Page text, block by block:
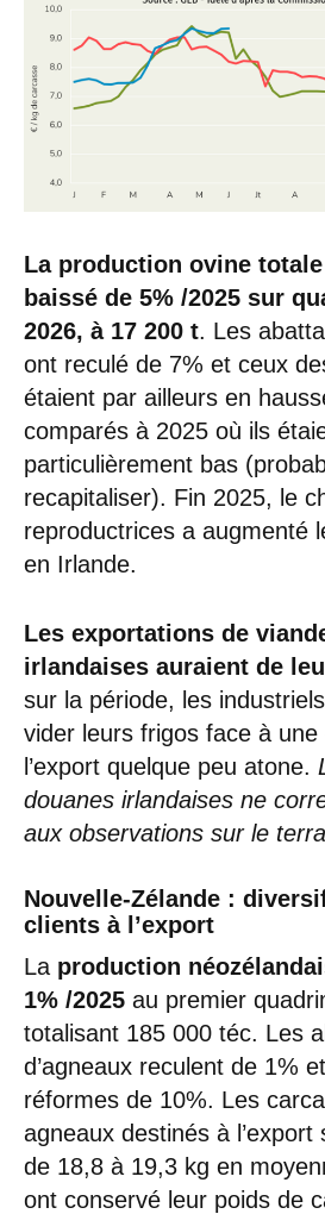
La production ovine
baissé de 5% /2025 sur
2026, à 17 200 t. Les
ont reculé de 7% et ceux
étaient par ailleurs en
comparés à 2025 où ils
particulièrement bas
recapitaliser). Fin 2025, le
reproductrices a augmenté
en Irlande.
Les exportations de
irlandaises auraient de
sur la période, les
vider leurs frigos face à une
l’export quelque peu atone.
douanes irlandaises ne
aux observations sur le
Nouvelle-Zélande :
clients à l’export
La production
1% /2025 au premier
totalisant 185 000 téc. Les
d’agneaux reculent de 1%
réformes de 10%. Les
agneaux destinés à l’export
de 18,8 à 19,3 kg en
ont conservé leur poids de